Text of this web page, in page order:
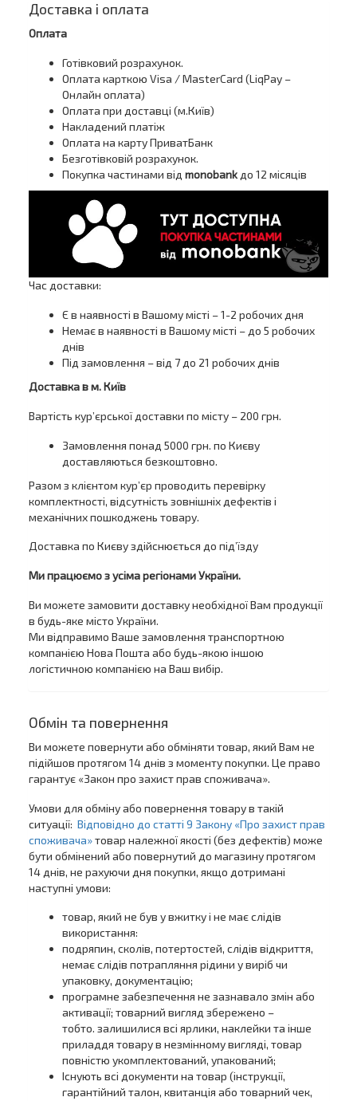
Доставка і оплата
Оплата
Готівковий розрахунок.
Оплата карткою Visa / MasterCard (LiqPay –
Онлайн оплата)
Оплата при доставці (м.Київ)
Накладений платіж
Оплата на карту ПриватБанк
Безготівковій розрахунок.
Покупка частинами від monobank до 12 місяців
Час доставки:
Є в наявності в Вашому місті – 1-2 робочих дня
Немає в наявності в Вашому місті – до 5 робочих
днів
Під замовлення – від 7 до 21 робочих днів
Доставка в м. Київ
Вартість кур’єрської доставки по місту – 200 грн.
Замовлення понад 5000 грн. по Києву
доставляються безкоштовно.
Разом з клієнтом кур’єр проводить перевірку
комплектності, відсутність зовнішніх дефектів і
механічних пошкоджень товару.
Доставка по Києву здійснюється до під’їзду
Ми працюємо з усіма регіонами України.
Ви можете замовити доставку необхідної Вам продукції
в будь-яке місто України.
Ми відправимо Ваше замовлення транспортною
компанією Нова Пошта або будь-якою іншою
логістичною компанією на Ваш вибір.
Обмін та повернення
Ви можете повернути або обміняти товар, який Вам не
підійшов протягом 14 днів з моменту покупки. Це право
гарантує «Закон про захист прав споживача».
Умови для обміну або повернення товару в такій
ситуації: Відповідно до статті 9 Закону «Про захист прав
споживача»товар належної якості (без дефектів) може
бути обмінений або повернутий до магазину протягом
14 днів, не рахуючи дня покупки, якщо дотримані
наступні умови:
товар, який не був у вжитку і не має слідів
використання:
подряпин, сколів, потертостей, слідів відкриття,
немає слідів потрапляння рідини у виріб чи
упаковку, документацію;
програмне забезпечення не зазнавало змін або
активації; товарний вигляд збережено –
тобто. залишилися всі ярлики, наклейки та інше
приладдя товару в незмінному вигляді, товар
повністю укомплектований, упакований;
Існують всі документи на товар (інструкції,
гарантійний талон, квитанція або товарний чек,